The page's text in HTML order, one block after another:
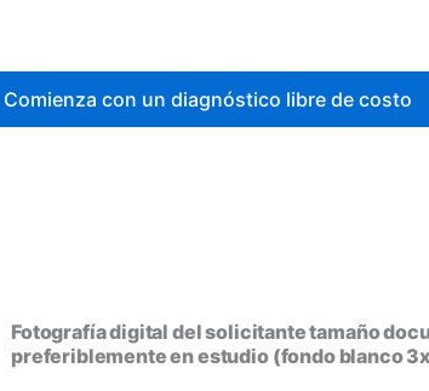
Comienza con un diagnóstico libre de costo
Fotografía digital del solicitante tamaño
preferiblemente en estudio (fondo blanco